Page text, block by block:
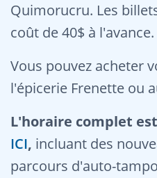
Quimorucru. Les
coût de 40$ à
Vous pouvez acheter
l'épicerie Frenette ou
L'horaire complet
ICI, incluant des
parcours d'auto-